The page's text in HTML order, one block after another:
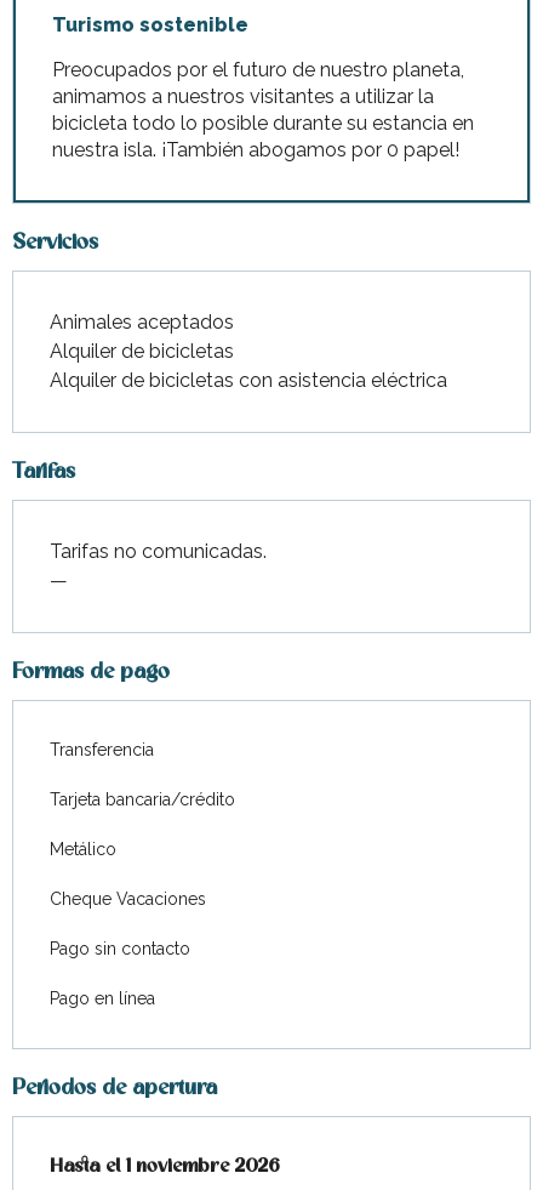
Turismo sostenible
Preocupados por el futuro de nuestro planeta,
animamos a nuestros visitantes a utilizar la
bicicleta todo lo posible durante su estancia en
nuestra isla. ¡También abogamos por 0 papel!
Servicios
Animales aceptados
Alquiler de bicicletas
Alquiler de bicicletas con asistencia eléctrica
Tarifas
Tarifas no comunicadas.
—
Formas de pago
Transferencia
Tarjeta bancaria/crédito
Metálico
Cheque Vacaciones
Pago sin contacto
Pago en línea
Periodos de apertura
Del4 abril 2026al1 noviembre 2026
Hasta el1 noviembre 2026